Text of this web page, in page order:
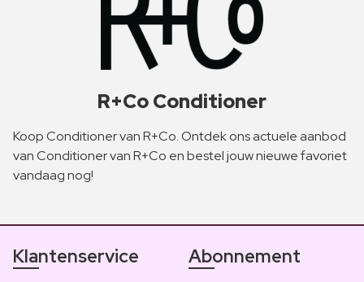
R+Co Conditioner
Koop Conditioner van R+Co. Ontdek ons actuele aanbod
van Conditioner van R+Co en bestel jouw nieuwe favoriet
vandaag nog!
Klantenservice Abonnement